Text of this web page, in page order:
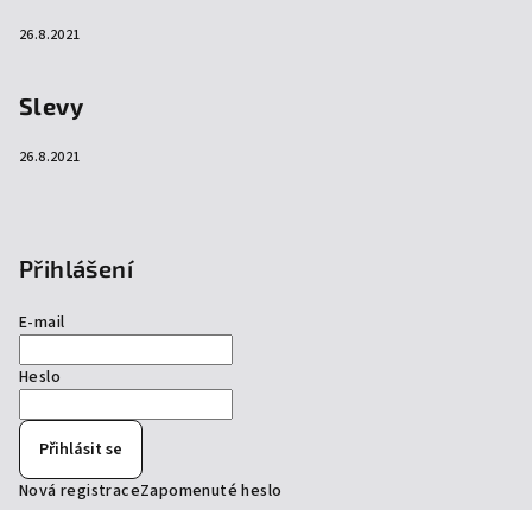
26.8.2021
Slevy
26.8.2021
Přihlášení
E-mail
Heslo
Přihlásit se
Nová registraceZapomenuté heslo